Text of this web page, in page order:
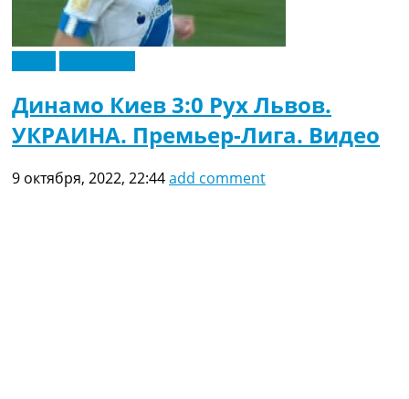
Динамо Киев 3:0 Рух Львов.
УКРАИНА. Премьер-Лига. Видео
9 октября, 2022, 22:44add comment